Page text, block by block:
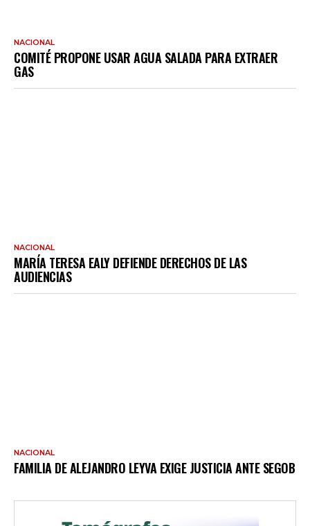
NACIONAL
COMITÉ PROPONE USAR AGUA SALADA PARA EXTRAER
GAS
NACIONAL
MARÍA TERESA EALY DEFIENDE DERECHOS DE LAS
AUDIENCIAS
NACIONAL
FAMILIA DE ALEJANDRO LEYVA EXIGE JUSTICIA ANTE SEGOB